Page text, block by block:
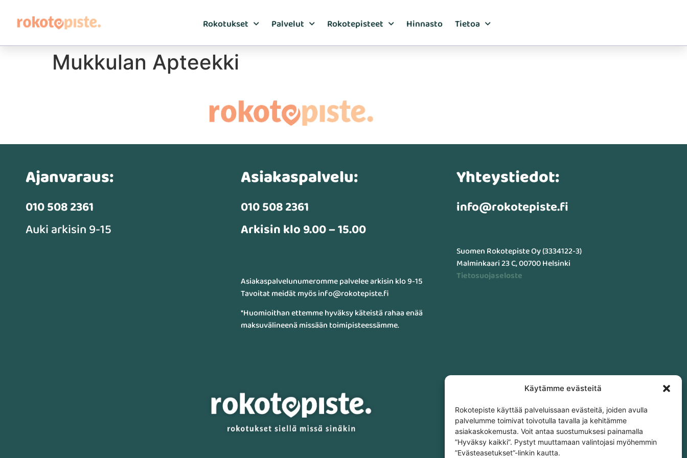
Käytämme evästeitä
Rokotepiste käyttää palveluissaan evästeitä, joiden avulla
palvelumme toimivat toivotulla tavalla ja kehitämme
asiakaskokemusta. Voit antaa suostumuksesi painamalla
”Hyväksy kaikki”. Pystyt muuttamaan valintojasi myöhemmin
”Evästeasetukset”-linkin kautta.
Rokotukset Palvelut Rokotepisteet Hinnasto Tietoa
Mukkulan Apteekki
Ajanvaraus:
010 508 2361
Auki arkisin 9-15
Asiakaspalvelu:
010 508 2361
Arkisin klo 9.00 – 15.00
Asiakaspalvelunumeromme palvelee arkisin klo 9-15
Tavoitat meidät myös info@rokotepiste.fi
*Huomioithan ettemme hyväksy käteistä rahaa enää
maksuvälineenä missään toimipisteessämme.
Yhteystiedot:
info@rokotepiste.fi
Suomen Rokotepiste Oy (3334122-3)
Malminkaari 23 C, 00700 Helsinki
Tietosuojaseloste